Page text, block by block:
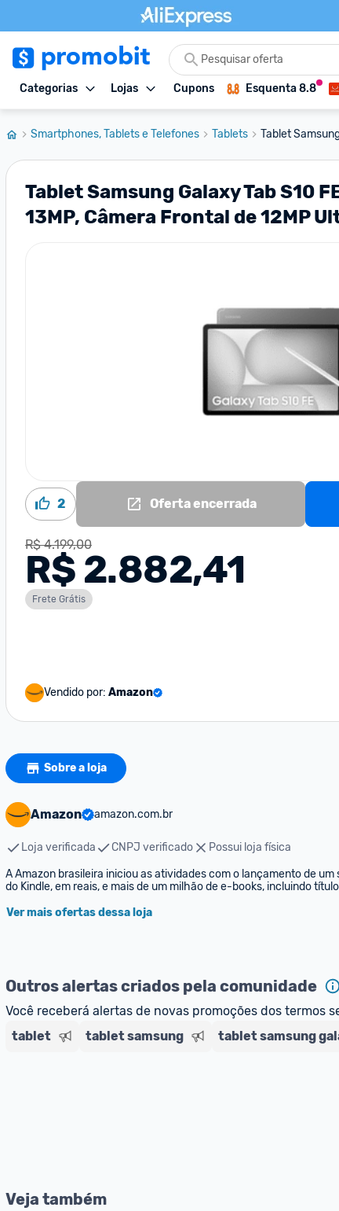
Categorias Lojas Cupons Esquenta 8.8
Smartphones, Tablets e Telefones Tablets Tablet
Tablet Samsung Galaxy Tab S10
13MP, Câmera Frontal de 12MP
2 Oferta encerrada
R$ 4.199,00
R$ 2.882,41
Frete Grátis
Vendido por: Amazon
Sobre a loja
Amazon amazon.com.br
Loja verificada CNPJ verificado
Possui loja física
A Amazon brasileira iniciou as atividades com o lançamento de
do Kindle, em reais, e mais de um milhão de e-books, incluindo
Ver mais ofertas dessa loja
Outros alertas criados pela comunidade
Você receberá alertas de novas promoções dos termos
tablet
tablet samsung tablet samsung
Veja também